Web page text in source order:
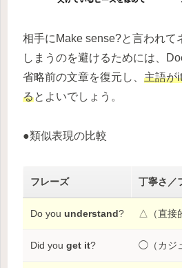
相手にMake sense?と言われて
しまうのを避けるためには、
省略前の文章を復元し、 主語が
るとよいでしょう。
●類似表現の比較
フレーズ 丁寧さ／
Do you understand? △（直接
Did you get it? ◯（カジ